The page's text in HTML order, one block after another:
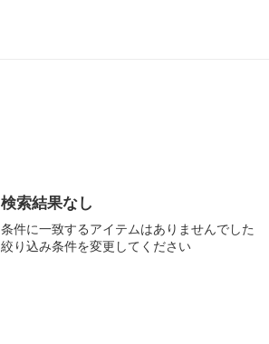
検索結果なし
条件に一致するアイテムはありませんでした
絞り込み条件を変更してください